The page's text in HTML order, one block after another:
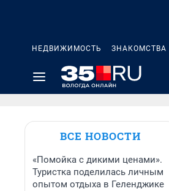
НЕДВИЖИМОСТЬ ЗНАКОМСТВА
ВСЕ НОВОСТИ
«Помойка с дикими ценами».
Туристка поделилась личным
опытом отдыха в Геленджике